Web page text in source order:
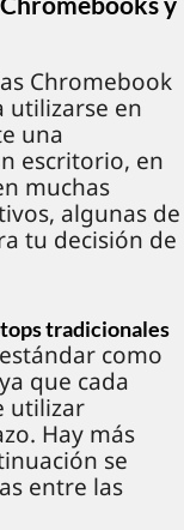
Chromebook
utilizarse en
una
escritorio, en
muchas
algunas de
tu decisión de
tradicionales
como
que cada
utilizar
Hay más
se
entre las